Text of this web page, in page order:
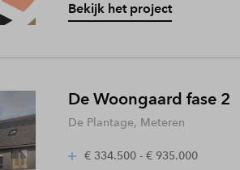
Bekijk het project
De Woongaard fase 2
De Plantage, Meteren
€ 334.500 - € 935.000